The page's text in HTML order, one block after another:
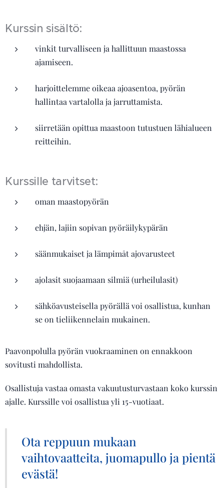
Kurssin sisältö:
vinkit turvalliseen ja hallittuun maastossa
ajamiseen.
harjoittelemme oikeaa ajoasentoa, pyörän
hallintaa vartalolla ja jarruttamista.
siirretään opittua maastoon tutustuen lähialueen
reitteihin.
Kurssille tarvitset:
oman maastopyörän
ehjän, lajiin sopivan pyöräilykypärän
säänmukaiset ja lämpimåt ajovarusteet
ajolasit suojaamaan silmiä (urheilulasit)
sähköavusteisella pyörällä voi osallistua, kunhan
se on tieliikennelain mukainen.
Paavonpolulla pyörän vuokraaminen on ennakkoon
sovitusti mahdollista.
Osallistuja vastaa omasta vakuutusturvastaan koko kurssin
ajalle. Kurssille voi osallistua yli 15-vuotiaat.
Ota reppuun mukaan
vaihtovaatteita, juomapullo ja pientä
evästä!